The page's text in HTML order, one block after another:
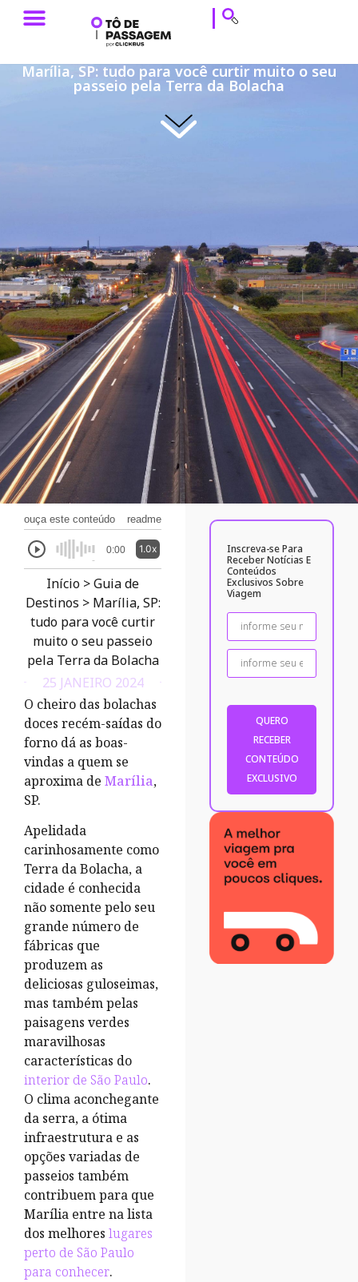
Marília, SP: tudo para você curtir muito o seu
passeio pela Terra da Bolacha
ouça este conteúdo readme
0:00 1.0x
Início >Guia de
Destinos > Marília, SP:
tudo para você curtir
muito o seu passeio
pela Terra da Bolacha
25 JANEIRO 2024
O cheiro das bolachas
doces recém-saídas do
forno dá as boas-
vindas a quem se
aproxima de Marília,
SP.
Apelidada
carinhosamente como
Terra da Bolacha, a
cidade é conhecida
não somente pelo seu
grande número de
fábricas que
produzem as
deliciosas guloseimas,
mas também pelas
paisagens verdes
maravilhosas
características do
interior de São Paulo.
O clima aconchegante
da serra, a ótima
infraestrutura e as
opções variadas de
passeios também
contribuem para que
Marília entre na lista
dos melhores lugares
perto de São Paulo
para conhecer.
Inscreva-se Para
Receber Notícias E
Conteúdos
Exclusivos Sobre
Viagem